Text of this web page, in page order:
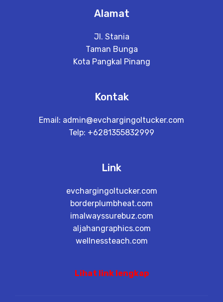
Alamat
Jl. Stania
Taman Bunga
Kota Pangkal Pinang
Kontak
Email: admin@evchargingoltucker.com
Telp: +6281355832999
Link
evchargingoltucker.com
borderplumbheat.com
imalwayssurebuz.com
aljahangraphics.com
wellnessteach.com
Lihat link lengkap